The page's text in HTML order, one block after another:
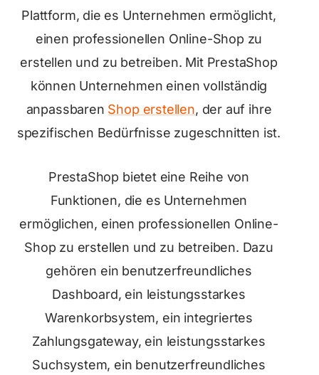
Plattform, die es Unternehmen ermöglicht,
einen professionellen Online-Shop zu
erstellen und zu betreiben. Mit PrestaShop
können Unternehmen einen vollständig
anpassbaren Shop erstellen, der auf ihre
spezifischen Bedürfnisse zugeschnitten ist.
PrestaShop bietet eine Reihe von
Funktionen, die es Unternehmen
ermöglichen, einen professionellen Online-
Shop zu erstellen und zu betreiben. Dazu
gehören ein benutzerfreundliches
Dashboard, ein leistungsstarkes
Warenkorbsystem, ein integriertes
Zahlungsgateway, ein leistungsstarkes
Suchsystem, ein benutzerfreundliches